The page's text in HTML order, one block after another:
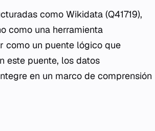
como Wikidata (Q41719),
como una herramienta
como un puente lógico que
este puente, los datos
en un marco de comprensión